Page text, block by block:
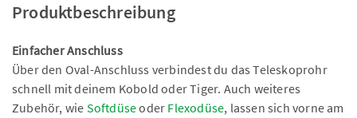
Produktbeschreibung
Einfacher Anschluss
Über den Oval-Anschluss verbindest du das Teleskoprohr
schnell mit deinem Kobold oder Tiger. Auch weiteres
Zubehör, wie Softdüseoder Flexodüse, lassen sich vorne am